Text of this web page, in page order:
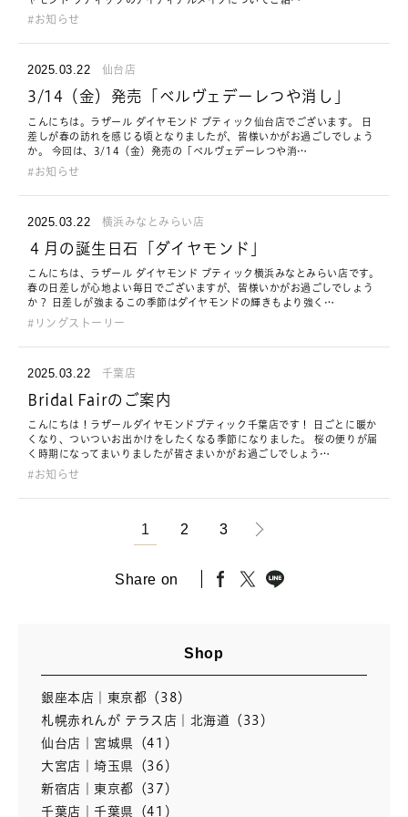
お知らせ
2025.03.22 仙台店
3/14（金）発売「ベルヴェデーレつや消し」
こんにちは。ラザール ダイヤモンド ブティック仙台店でございます。 日
差しが春の訪れを感じる頃となりましたが、皆様いかがお過ごしでしょう
か。 今回は、3/14（金）発売の「ベルヴェデーレつや消…
お知らせ
2025.03.22 横浜みなとみらい店
４月の誕生日石「ダイヤモンド」
こんにちは、ラザール ダイヤモンド ブティック横浜みなとみらい店です。
春の日差しが心地よい毎日でございますが、皆様いかがお過ごしでしょう
か？ 日差しが強まるこの季節はダイヤモンドの輝きもより強く…
リングストーリー
2025.03.22 千葉店
Bridal Fairのご案内
こんにちは！ラザールダイヤモンドブティック千葉店です！ 日ごとに暖か
くなり、ついついお出かけをしたくなる季節になりました。 桜の便りが届
く時期になってまいりましたが皆さまいかがお過ごしでしょう…
お知らせ
1 2 3
Share on
Shop
銀座本店｜東京都（38）
札幌赤れんが テラス店｜北海道（33）
仙台店｜宮城県（41）
大宮店｜埼玉県（36）
新宿店｜東京都（37）
千葉店｜千葉県（41）